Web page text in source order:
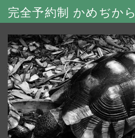
完全予約制 かめぢから